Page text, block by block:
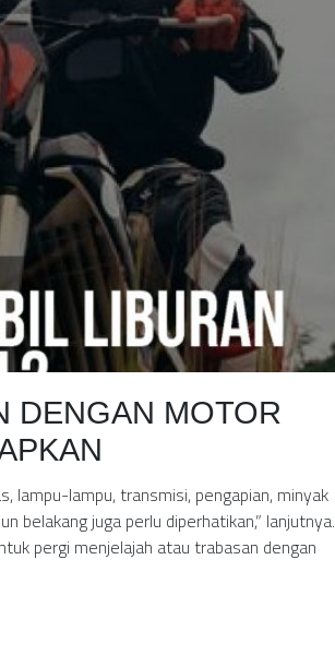
DENGAN MOTOR
lampu-lampu, transmisi, pengapian, minyak
belakang juga perlu diperhatikan,” lanjutnya.
pergi menjelajah atau trabasan dengan